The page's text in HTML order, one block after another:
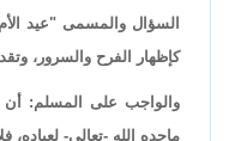
السؤال والمسمى "عيد
كإظهار الفرح والسرور،
والواجب على المسلم: أن
ماحده الله -تعالى- لعباده،